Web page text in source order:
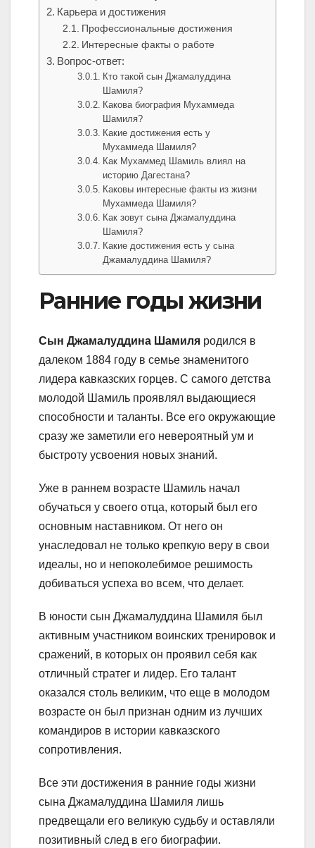
Карьера и достижения
Профессиональные достижения
Интересные факты о работе
Вопрос-ответ:
Кто такой сын Джамалуддина
Шамиля?
Какова биография Мухаммеда
Шамиля?
Какие достижения есть у
Мухаммеда Шамиля?
Как Мухаммед Шамиль влиял на
историю Дагестана?
Каковы интересные факты из жизни
Мухаммеда Шамиля?
Как зовут сына Джамалуддина
Шамиля?
Какие достижения есть у сына
Джамалуддина Шамиля?
Ранние годы жизни
Сын Джамалуддина Шамиля родился в
далеком 1884 году в семье знаменитого
лидера кавказских горцев. С самого детства
молодой Шамиль проявлял выдающиеся
способности и таланты. Все его окружающие
сразу же заметили его невероятный ум и
быстроту усвоения новых знаний.
Уже в раннем возрасте Шамиль начал
обучаться у своего отца, который был его
основным наставником. От него он
унаследовал не только крепкую веру в свои
идеалы, но и непоколебимое решимость
добиваться успеха во всем, что делает.
В юности сын Джамалуддина Шамиля был
активным участником воинских тренировок и
сражений, в которых он проявил себя как
отличный стратег и лидер. Его талант
оказался столь великим, что еще в молодом
возрасте он был признан одним из лучших
командиров в истории кавказского
сопротивления.
Все эти достижения в ранние годы жизни
сына Джамалуддина Шамиля лишь
предвещали его великую судьбу и оставляли
позитивный след в его биографии.